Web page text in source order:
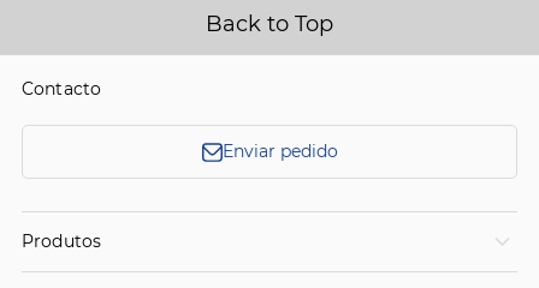
Back to Top
Contacto
Enviar pedido
Produtos